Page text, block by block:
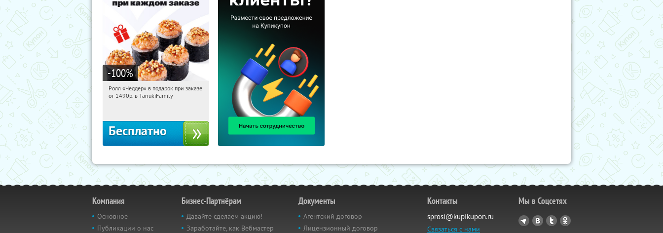
-100%
15:18:50 Получили:108
Ролл «Чеддер» в подарок при заказе
от 1490р. в TanukiFamily
Бесплатно
Компания
Основное
Публикации о нас
Бизнес-Партнёрам
Давайте сделаем акцию!
Заработайте, как Вебмастер
Документы
Агентский договор
Лицензионный договор
Контакты
sprosi@kupikupon.ru
Связаться с нами
Мы в Соцсетях